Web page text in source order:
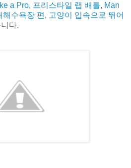
a Pro, 프리스타일 랩 배틀, Man
수욕장 편 , 고양이 입속으로 뛰어
다.